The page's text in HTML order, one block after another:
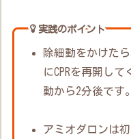
実践のポイント
除細動をかけた
にCPRを再開し
動から2分後です。
アミオダロンは